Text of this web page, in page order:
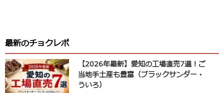
最新のチョクレポ
【2026年最新】愛知の工場直売7選！ご
当地手土産も豊富（ブラックサンダー・
ういろ）